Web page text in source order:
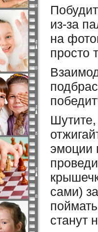
из-за
на
просто
Шутите,
эмоции
сами)
станут